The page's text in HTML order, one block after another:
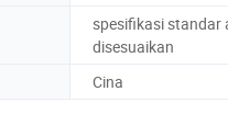
spesifikasi standar
disesuaikan
Cina